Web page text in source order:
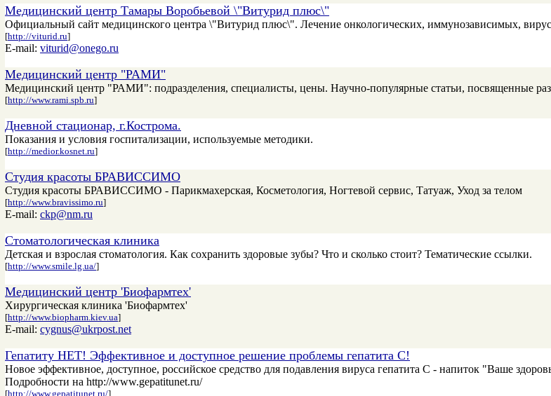
Медицинский центр Тамары Воробьевой \"Витурид плюс\"
Официальный сайт медицинского центра \"Витурид плюс\". Лечение онкологических, иммунозависимых,
[http://viturid.ru]
E-mail: viturid@onego.ru
Медицинский центр "РАМИ"
Медицинский центр "РАМИ": подразделения, специалисты, цены. Научно-популярные статьи, посвященные
[http://www.rami.spb.ru]
Дневной стационар, г.Кострома.
Показания и условия госпитализации, используемые методики.
[http://medior.kosnet.ru]
Студия красоты БРАВИССИМО
Студия красоты БРАВИССИМО - Парикмахерская, Косметология, Ногтевой сервис, Татуаж, Уход за телом
[http://www.bravissimo.ru]
E-mail: ckp@nm.ru
Стоматологическая клиника
Детская и взрослая стоматология. Как сохранить здоровые зубы? Что и сколько стоит? Тематические ссылки.
[http://www.smile.lg.ua/]
Медицинский центр 'Биофармтех'
Хирургическая клиника 'Биофармтех'
[http://www.biopharm.kiev.ua]
E-mail: cygnus@ukrpost.net
Гепатиту НЕТ! Эффективное и доступное решение проблемы гепатита С!
Новое эффективное, доступное, российское средство для подавления вируса гепатита С - напиток "Ваше
Подробности на http://www.gepatitunet.ru/
[http://www.gepatitunet.ru/]